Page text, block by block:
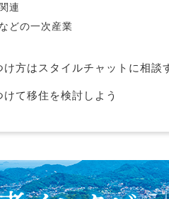
連
どの一次産業
方はスタイルチャットに相談
て移住を検討しよう